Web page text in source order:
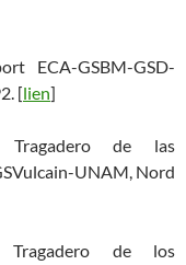
ECA-GSBM-GSD-
[lien]
de las
UNAM, Nord
de los